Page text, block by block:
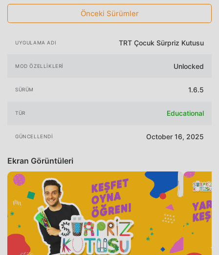
Önceki Sürümler
UYGULAMA ADI TRT Çocuk Sürpriz Kutusu
MOD ÖZELLIKLERI Unlocked
SÜRÜM 1.6.5
TÜR Educational
GÜNCELLENDI October 16, 2025
Ekran Görüntüleri